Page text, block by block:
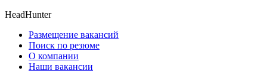
HeadHunter
Размещение вакансий
Поиск по резюме
О компании
Наши вакансии